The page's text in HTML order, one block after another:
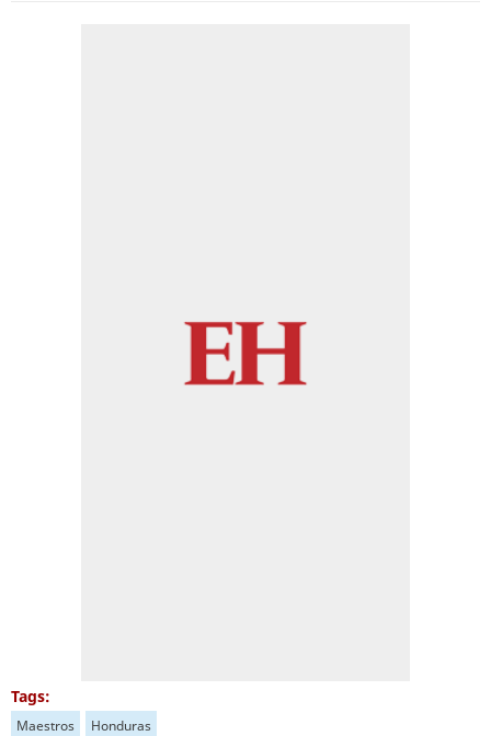
Tags:
Maestros Honduras